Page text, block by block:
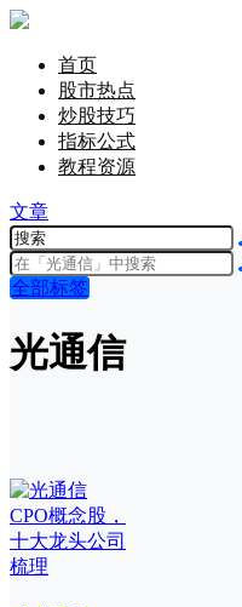
首页
股市热点
炒股技巧
指标公式
教程资源
文章
全部标签
光通信